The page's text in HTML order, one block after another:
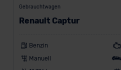
Gebrauchtwagen
Renault Captur
Benzin
Manuell